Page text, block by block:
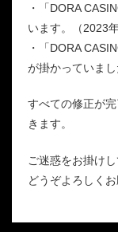
・「DORA
います。（2023
・「DORA
が掛かっていま
すべての修正が
きます。
ご迷惑をお掛け
どうぞよろしくお